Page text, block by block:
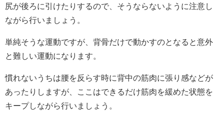
尻が後ろに引けたりするので、そうならないように注意し
ながら行いましょう。
単純そうな運動ですが、背骨だけで動かすのとなると意外
と難しい運動になります。
慣れないうちは腰を反らす時に背中の筋肉に張り感などが
あったりしますが、ここはできるだけ筋肉を緩めた状態を
キープしながら行いましょう。